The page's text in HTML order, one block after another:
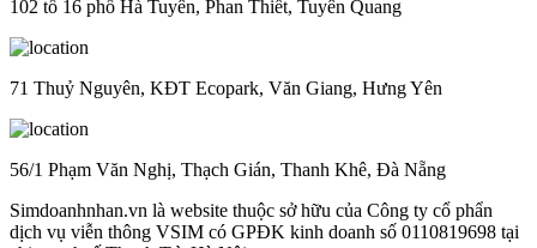
102 tổ 16 phố Hà Tuyên, Phan Thiết, Tuyên Quang
71 Thuỷ Nguyên, KĐT Ecopark, Văn Giang, Hưng Yên
56/1 Phạm Văn Nghị, Thạch Gián, Thanh Khê, Đà Nẵng
Simdoanhnhan.vn là website thuộc sở hữu của Công ty cổ phẩn
dịch vụ viễn thông VSIM có GPĐK kinh doanh số 0110819698 tại